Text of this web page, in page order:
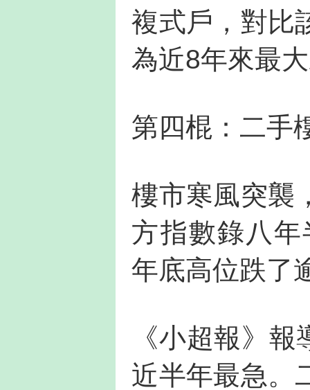
複式戶，對比
為近8年來最
第四棍：二手
樓市寒風突襲
方指數錄八
年底高位跌了
《小超報》
近半年最急。